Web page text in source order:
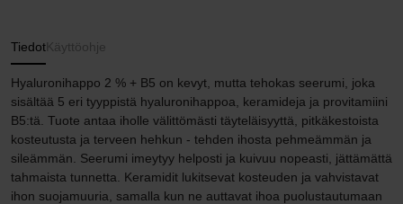
TiedotKäyttöohje
Hyaluronihappo 2 % + B5 on kevyt, mutta tehokas seerumi, joka
sisältää 5 eri tyyppistä hyaluronihappoa, keramideja ja provitamiini
B5:tä. Tuote antaa iholle välittömästi täyteläisyyttä, pitkäkestoista
kosteutusta ja terveen hehkun - tehden ihosta pehmeämmän ja
sileämmän. Seerumi imeytyy helposti ja kuivuu nopeasti, jättämättä
tahmaista tunnetta. Keramidit lukitsevat kosteuden ja vahvistavat
ihon suojamuuria, samalla kun ne auttavat ihoa puolustautumaan